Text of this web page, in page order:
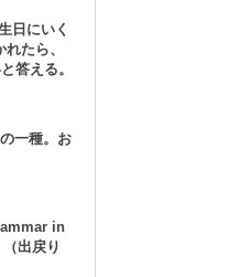
日にいく
たら、
答える。
一種。お
in
出戻り